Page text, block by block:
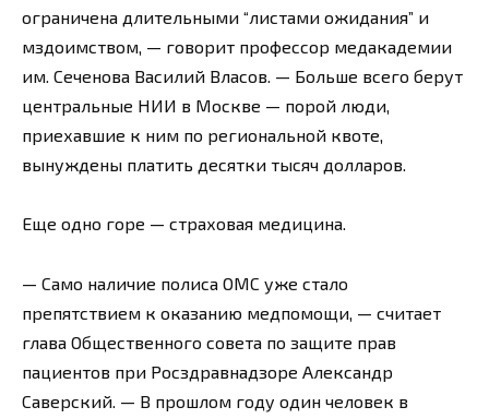
ограничена длительными “листами ожидания” и
мздоимством, — говорит профессор медакадемии
им. Сеченова Василий Власов. — Больше всего берут
центральные НИИ в Москве — порой люди,
приехавшие к ним по региональной квоте,
вынуждены платить десятки тысяч долларов.
Еще одно горе — страховая медицина.
— Само наличие полиса ОМС уже стало
препятствием к оказанию медпомощи, — считает
глава Общественного совета по защите прав
пациентов при Росздравнадзоре Александр
Саверский. — В прошлом году один человек в